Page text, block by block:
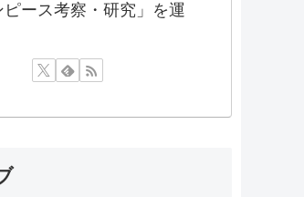
ピース考察・研究」を運